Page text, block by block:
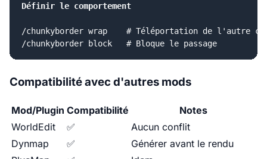
Définir le comportement
/chunkyborder wrap    # Téléportation de l'autre
/chunkyborder block   # Bloque le passage
Compatibilité avec d'autres mods
Mod/Plugin Compatibilité
Notes
WorldEdit
✅
Aucun conflit
Dynmap
✅
Générer avant le rendu